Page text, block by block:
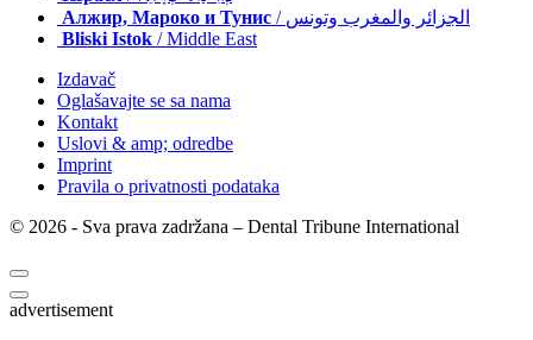
Алжир, Мароко и Тунис
/ الجزائر والمغرب وتونس
Bliski Istok / Middle East
Izdavač
Oglašavajte se sa nama
Kontakt
Uslovi & amp; odredbe
Imprint
Pravila o privatnosti podataka
© 2026 - Sva prava zadržana – Dental Tribune International
advertisement